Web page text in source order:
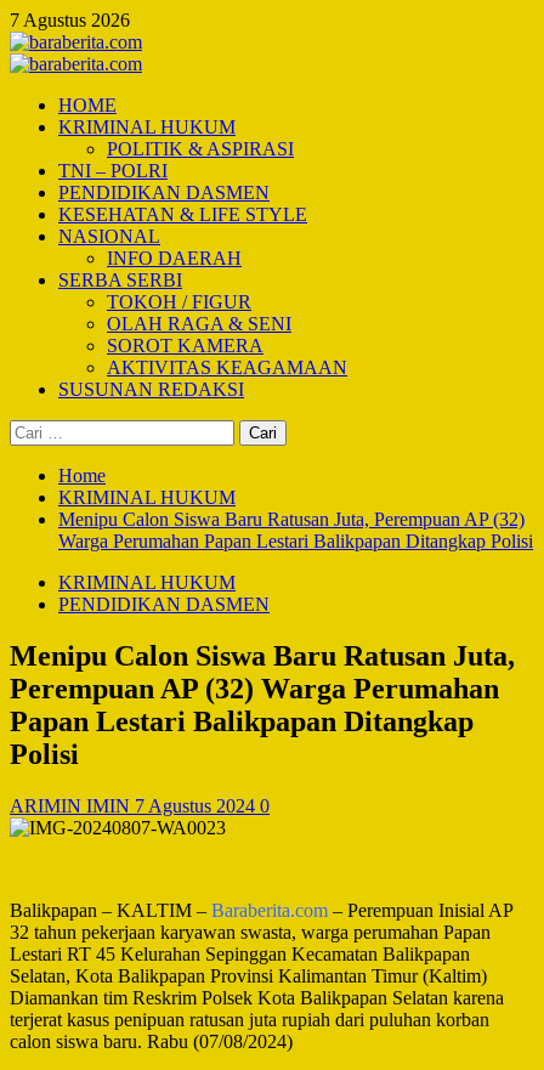
Skip
to
content
7 Agustus 2026
Primary
HOME
KRIMINAL HUKUM
POLITIK & ASPIRASI
TNI – POLRI
PENDIDIKAN DASMEN
KESEHATAN & LIFE STYLE
NASIONAL
INFO DAERAH
SERBA SERBI
TOKOH / FIGUR
OLAH RAGA & SENI
SOROT KAMERA
AKTIVITAS KEAGAMAAN
SUSUNAN REDAKSI
Cari
untuk:
Home
KRIMINAL HUKUM
Menipu Calon Siswa Baru Ratusan Juta, Perempuan AP (32)
Warga Perumahan Papan Lestari Balikpapan Ditangkap Polisi
KRIMINAL HUKUM
PENDIDIKAN DASMEN
Menipu Calon Siswa Baru Ratusan Juta,
Perempuan AP (32) Warga Perumahan
Papan Lestari Balikpapan Ditangkap
Polisi
ARIMIN IMIN 7 Agustus 2024 0
Balikpapan – KALTIM – Baraberita.com – Perempuan Inisial AP
32 tahun pekerjaan karyawan swasta, warga perumahan Papan
Lestari RT 45 Kelurahan Sepinggan Kecamatan Balikpapan
Selatan, Kota Balikpapan Provinsi Kalimantan Timur (Kaltim)
Diamankan tim Reskrim Polsek Kota Balikpapan Selatan karena
terjerat kasus penipuan ratusan juta rupiah dari puluhan korban
calon siswa baru. Rabu (07/08/2024)